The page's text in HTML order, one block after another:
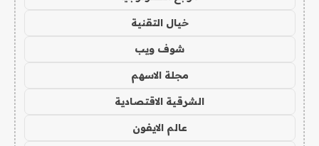
خيال التقنية
شوف ويب
مجلة الاسهم
الشرقية الاقتصادية
عالم الايفون